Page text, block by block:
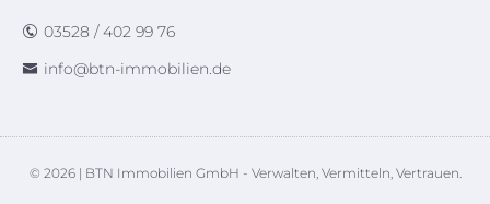
03528 / 402 99 76
info@btn-immobilien.de
© 2026 | BTN Immobilien GmbH - Verwalten, Vermitteln, Vertrauen.